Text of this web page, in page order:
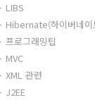
LIBS
Hibernate(하이버네이
프로그래밍팁
MVC
XML 관련
J2EE